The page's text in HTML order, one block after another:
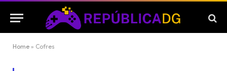
Home » Cofres